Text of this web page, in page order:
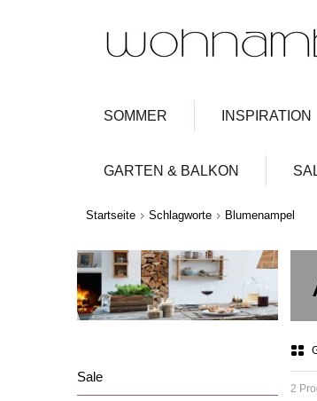
SOMMER INSPIRATION
GARTEN & BALKON
Startseite Schlagworte Blumenampel
2
Sale